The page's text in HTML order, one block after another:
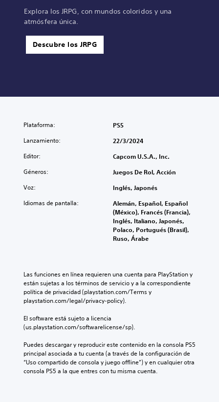
Explora los JRPG, con mundos coloridos y una
atmósfera única.
Descubre los JRPG
Plataforma: PS5
Lanzamiento: 22/3/2024
Editor: Capcom U.S.A., Inc.
Géneros: Juegos De Rol, Acción
Voz: Inglés, Japonés
Idiomas de pantalla:
Alemán, Español, Español
(México), Francés (Francia),
Inglés, Italiano, Japonés,
Polaco, Portugués (Brasil),
Ruso, Árabe
Las funciones en línea requieren una cuenta para PlayStation y
están sujetas a los términos de servicio y a la correspondiente
política de privacidad (playstation.com/Terms y
playstation.com/legal/privacy-policy).
El software está sujeto a licencia
(us.playstation.com/softwarelicense/sp).
Puedes descargar y reproducir este contenido en la consola PS5
principal asociada a tu cuenta (a través de la configuración de
“Uso compartido de consola y juego offline”) y en cualquier otra
consola PS5 a la que entres con tu misma cuenta.